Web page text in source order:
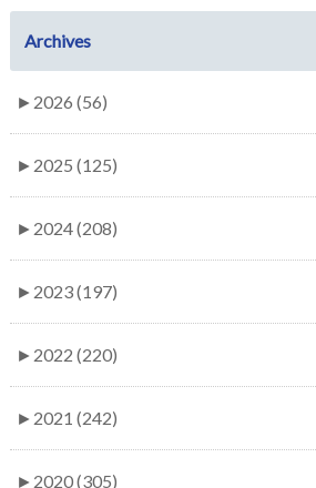
Archives
► 2026 (56)
► 2025 (125)
► 2024 (208)
► 2023 (197)
► 2022 (220)
► 2021 (242)
► 2020 (305)